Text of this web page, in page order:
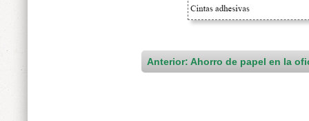
Anterior: Ahorro de papel en la